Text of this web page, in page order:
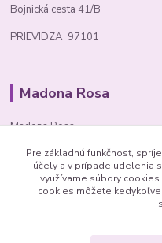
Bojnická cesta 41/B
PRIEVIDZA 97101
Madona Rosa
Madona Rosa
Richard
+421 905 276 211
Pre základnú funkčnosť,
účely a v prípade udelenia
využívame súbory
cookies môžete